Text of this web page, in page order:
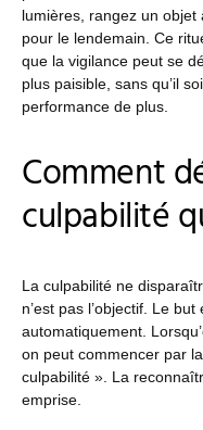
lumières, rangez un
pour le lendemain. Ce
que la vigilance peut se
plus paisible, sans qu’il
performance de plus.
Comment
culpabilité
La culpabilité ne
n’est pas l’objectif. Le
automatiquement.
on peut commencer par
culpabilité ». La
emprise.